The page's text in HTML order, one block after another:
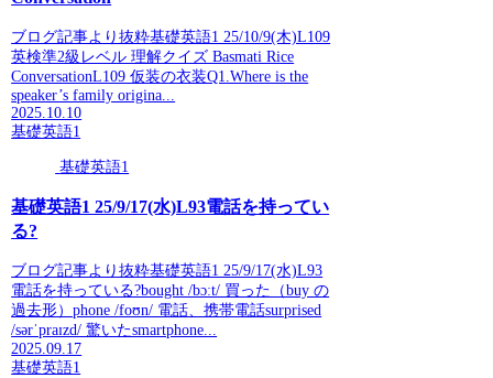
ブログ記事より抜粋基礎英語1 25/10/9(木)L109
英検準2級レベル 理解クイズ Basmati Rice
ConversationL109 仮装の衣装Q1.Where is the
speaker’s family origina...
2025.10.10
基礎英語1
基礎英語1
基礎英語1 25/9/17(水)L93電話を持ってい
る?
ブログ記事より抜粋基礎英語1 25/9/17(水)L93
電話を持っている?bought /bɔːt/ 買った（buy の
過去形）phone /foʊn/ 電話、携帯電話surprised
/sərˈpraɪzd/ 驚いたsmartphone...
2025.09.17
基礎英語1